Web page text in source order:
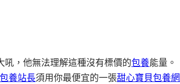
，他無法理解這種沒有標價的包養能量。
包養站長須用你最便宜的一張甜心寶貝包養網